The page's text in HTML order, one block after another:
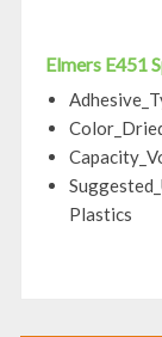
Elmers E451
Plastics